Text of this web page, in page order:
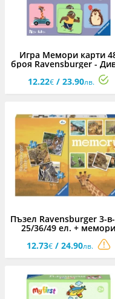
Игра Мемори карти
броя Ravensburger -
свят на животните
12.22€ / 23.90лв.
Пъзел Ravensburger 3-
25/36/49 ел. + мемори
карти - Бебета животни
12.73€/ 24.90лв.